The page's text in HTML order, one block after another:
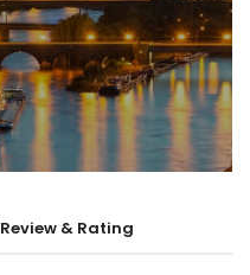
Review & Rating